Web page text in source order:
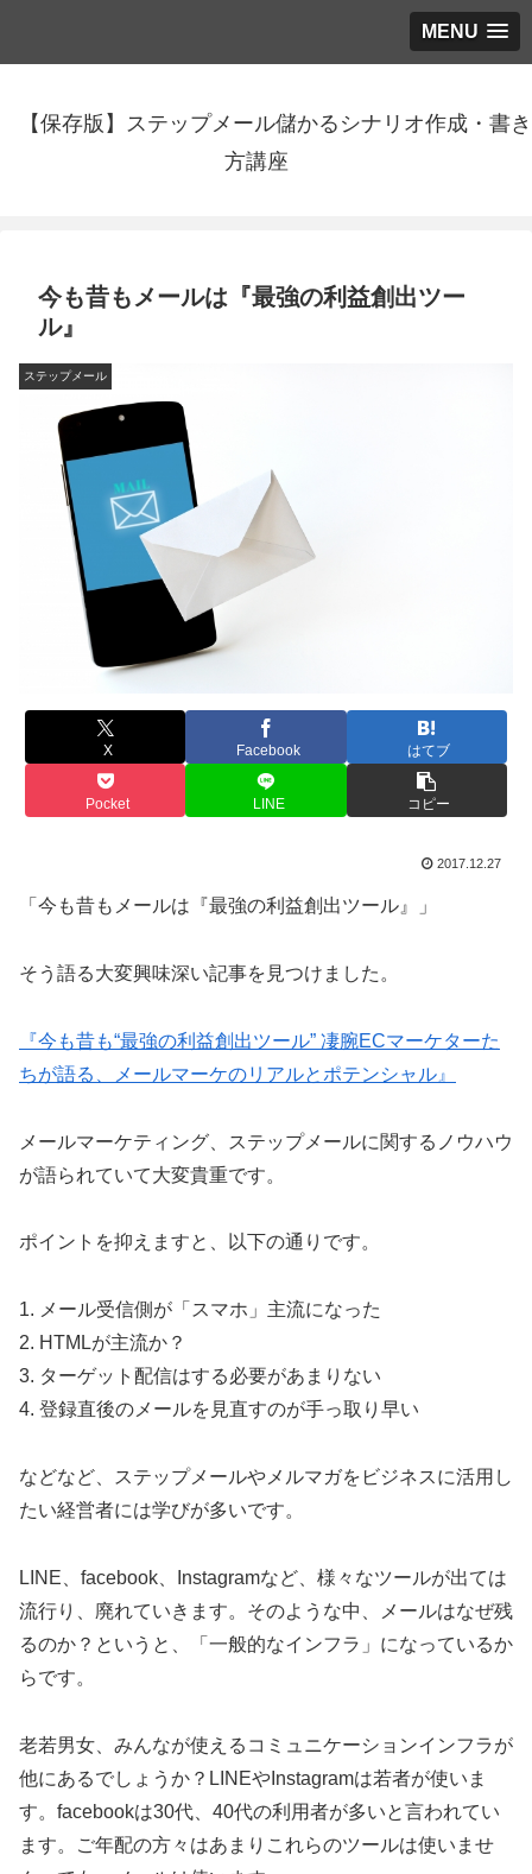
MENU
【保存版】ステップメール儲かるシナリオ作成・書き
方講座
今も昔もメールは『最強の利益創出ツー
ル』
ステップメール
X Facebook はてブ
Pocket LINE コピー
2017.12.27
「今も昔もメールは『最強の利益創出ツール』」
そう語る大変興味深い記事を見つけました。
『今も昔も“最強の利益創出ツール” 凄腕ECマーケターた
ちが語る、メールマーケのリアルとポテンシャル』
メールマーケティング、ステップメールに関するノウハウ
が語られていて大変貴重です。
ポイントを抑えますと、以下の通りです。
1. メール受信側が「スマホ」主流になった
2. HTMLが主流か？
3. ターゲット配信はする必要があまりない
4. 登録直後のメールを見直すのが手っ取り早い
などなど、ステップメールやメルマガをビジネスに活用し
たい経営者には学びが多いです。
LINE、facebook、Instagramなど、様々なツールが出ては
流行り、廃れていきます。そのような中、メールはなぜ残
るのか？というと、「一般的なインフラ」になっているか
らです。
老若男女、みんなが使えるコミュニケーションインフラが
他にあるでしょうか？LINEやInstagramは若者が使いま
す。facebookは30代、40代の利用者が多いと言われてい
ます。ご年配の方々はあまりこれらのツールは使いませ